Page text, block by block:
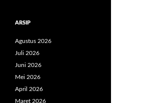
ARSIP
Agustus 2026
Juli 2026
Juni 2026
Mei 2026
April 2026
Maret 2026